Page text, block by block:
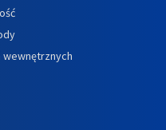
wewnętrznych